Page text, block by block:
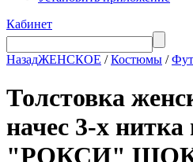
Кабинет
НазадЖЕНСКОЕ /Костюмы /
Толстовка
начес 3-х нитка
"РОКСИ"